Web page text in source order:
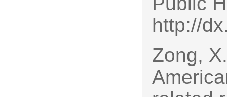
http://
Zong,